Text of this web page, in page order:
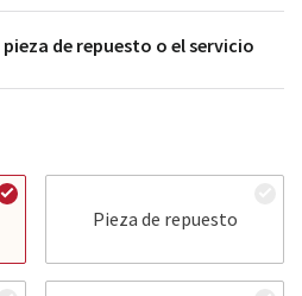
de repuesto o el servicio
Pieza de repuesto